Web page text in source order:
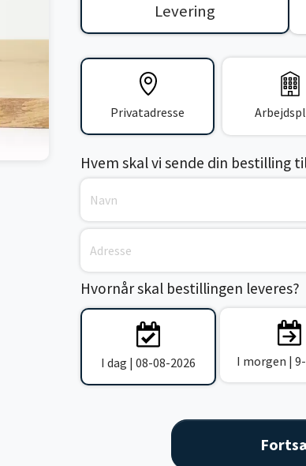
Levering
Privatadresse
Hvem skal vi sende din bestilling
Hvornår skal bestillingen leveres?
I dag | 08-08-2026 I morgen |